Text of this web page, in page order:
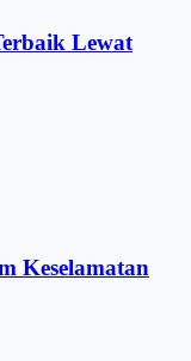
Lewat
Keselamatan